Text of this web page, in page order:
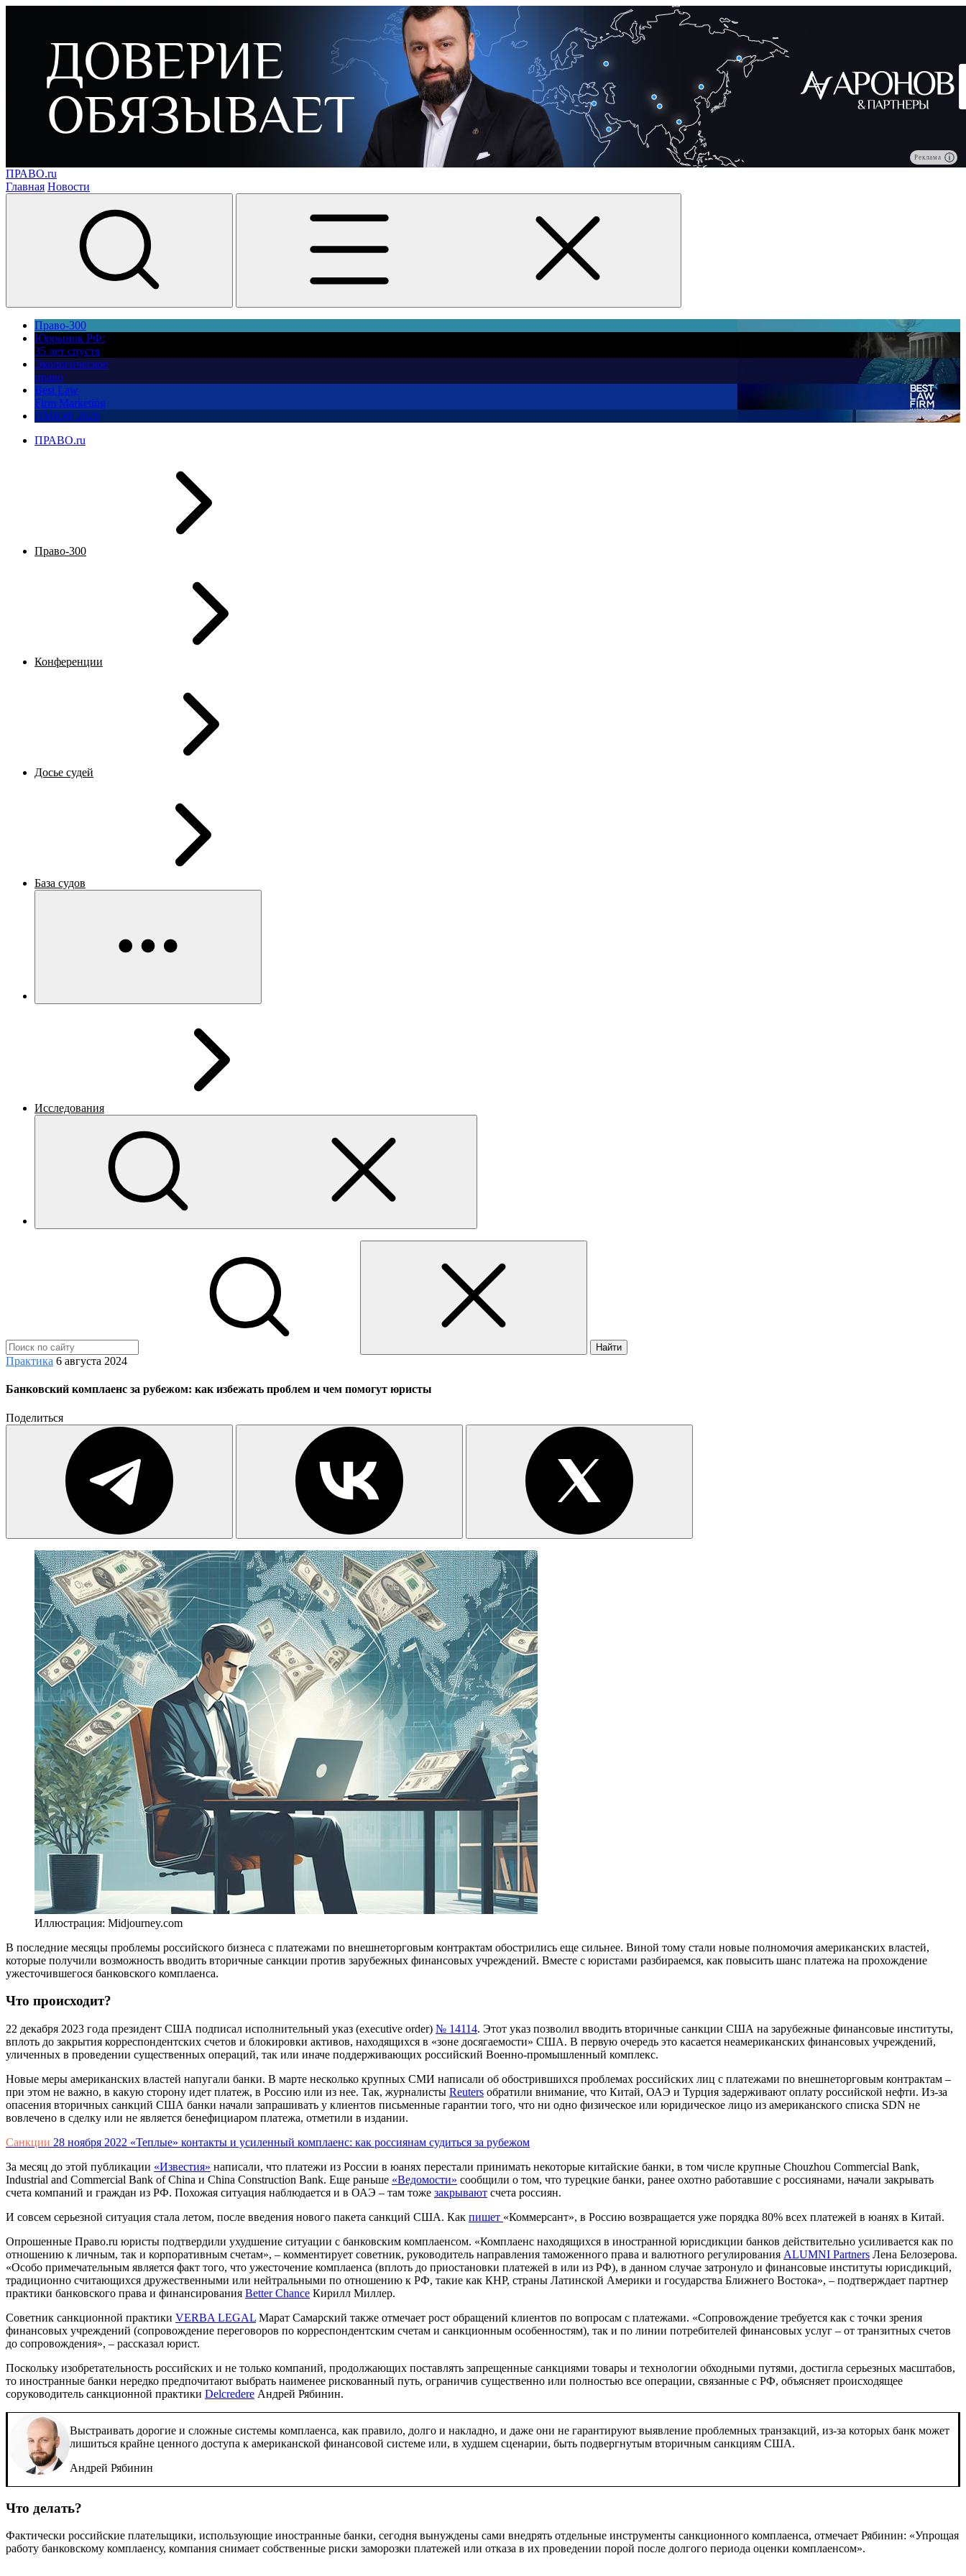
Реклама
ПРАВО.ru
Главная Новости
Право-300
Юррынок РФ:
35 лет спустя
Экологическое
право
Best Law
Firm Marketing
ПМЮФ 2026
ПРАВО.ru
Право-300
Конференции
Досье судей
База судов
Исследования
Найти
Практика 6 августа 2024
Банковский комплаенс за рубежом: как избежать проблем и чем помогут юристы
Поделиться
Иллюстрация: Midjourney.com
В последние месяцы проблемы российского бизнеса с платежами по внешнеторговым контрактам обострились еще сильнее. Виной тому стали новые полномочия американских властей,
которые получили возможность вводить вторичные санкции против зарубежных финансовых учреждений. Вместе с юристами разбираемся, как повысить шанс платежа на прохождение
ужесточившегося банковского комплаенса.
Что происходит?
22 декабря 2023 года президент США подписал исполнительный указ (executive order) № 14114. Этот указ позволил вводить вторичные санкции США на зарубежные финансовые институты,
вплоть до закрытия корреспондентских счетов и блокировки активов, находящихся в «зоне досягаемости» США. В первую очередь это касается неамериканских финансовых учреждений,
уличенных в проведении существенных операций, так или иначе поддерживающих российский Военно-промышленный комплекс.
Новые меры американских властей напугали банки. В марте несколько крупных СМИ написали об обострившихся проблемах российских лиц с платежами по внешнеторговым контрактам –
при этом не важно, в какую сторону идет платеж, в Россию или из нее. Так, журналисты Reuters обратили внимание, что Китай, ОАЭ и Турция задерживают оплату российской нефти. Из-за
опасения вторичных санкций США банки начали запрашивать у клиентов письменные гарантии того, что ни одно физическое или юридическое лицо из американского списка SDN не
вовлечено в сделку или не является бенефициаром платежа, отметили в издании.
Санкции 28 ноября 2022 «Теплые» контакты и усиленный комплаенс: как россиянам судиться за рубежом
За месяц до этой публикации «Известия» написали, что платежи из России в юанях перестали принимать некоторые китайские банки, в том числе крупные Chouzhou Commercial Bank,
Industrial and Commercial Bank of China и China Construction Bank. Еще раньше «Ведомости» сообщили о том, что турецкие банки, ранее охотно работавшие с россиянами, начали закрывать
счета компаний и граждан из РФ. Похожая ситуация наблюдается и в ОАЭ – там тоже закрывают счета россиян.
И совсем серьезной ситуация стала летом, после введения нового пакета санкций США. Как пишет «Коммерсант», в Россию возвращается уже порядка 80% всех платежей в юанях в Китай.
Опрошенные Право.ru юристы подтвердили ухудшение ситуации с банковским комплаенсом. «Комплаенс находящихся в иностранной юрисдикции банков действительно усиливается как по
отношению к личным, так и корпоративным счетам», – комментирует советник, руководитель направления таможенного права и валютного регулирования ALUMNI Partners Лена Белозерова.
«Особо примечательным является факт того, что ужесточение комплаенса (вплоть до приостановки платежей в или из РФ), в данном случае затронуло и финансовые институты юрисдикций,
традиционно считающихся дружественными или нейтральными по отношению к РФ, такие как КНР, страны Латинской Америки и государства Ближнего Востока», – подтверждает партнер
практики банковского права и финансирования Better Chance Кирилл Миллер.
Советник санкционной практики VERBA LEGAL Марат Самарский также отмечает рост обращений клиентов по вопросам с платежами. «Сопровождение требуется как с точки зрения
финансовых учреждений (сопровождение переговоров по корреспондентским счетам и санкционным особенностям), так и по линии потребителей финансовых услуг – от транзитных счетов
до сопровождения», – рассказал юрист.
Поскольку изобретательность российских и не только компаний, продолжающих поставлять запрещенные санкциями товары и технологии обходными путями, достигла серьезных масштабов,
то иностранные банки нередко предпочитают выбрать наименее рискованный путь, ограничив существенно или полностью все операции, связанные с РФ, объясняет происходящее
соруководитель санкционной практики Delcredere Андрей Рябинин.
Выстраивать дорогие и сложные системы комплаенса, как правило, долго и накладно, и даже они не гарантируют выявление проблемных транзакций, из-за которых банк может
лишиться крайне ценного доступа к американской финансовой системе или, в худшем сценарии, быть подвергнутым вторичным санкциям США.
Андрей Рябинин
Что делать?
Фактически российские плательщики, использующие иностранные банки, сегодня вынуждены сами внедрять отдельные инструменты санкционного комплаенса, отмечает Рябинин: «Упрощая
работу банковскому комплаенсу, компания снимает собственные риски заморозки платежей или отказа в их проведении порой после долгого периода оценки комплаенсом».